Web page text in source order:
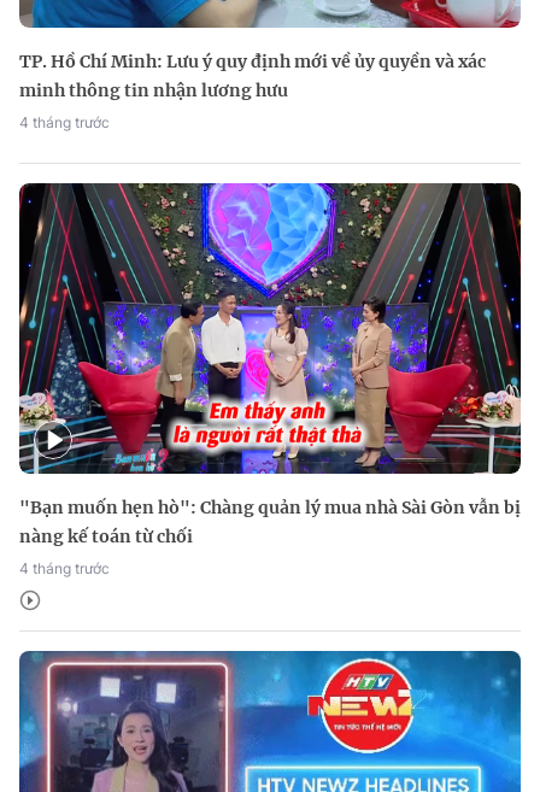
TP. Hồ Chí Minh: Lưu ý quy định mới về ủy quyền và xác
minh thông tin nhận lương hưu
4 tháng trước
"Bạn muốn hẹn hò": Chàng quản lý mua nhà Sài Gòn vẫn bị
nàng kế toán từ chối
4 tháng trước